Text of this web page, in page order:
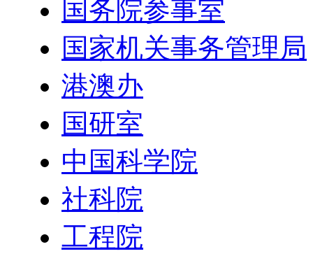
国务院参事室
国家机关事务管理局
港澳办
国研室
中国科学院
社科院
工程院